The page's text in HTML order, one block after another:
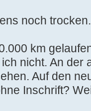
noch
km
nicht. An der
Auf den
Inschrift?